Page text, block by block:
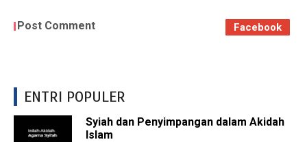
Post Comment Facebook
ENTRI POPULER
Syiah dan Penyimpangan dalam Akidah
Islam